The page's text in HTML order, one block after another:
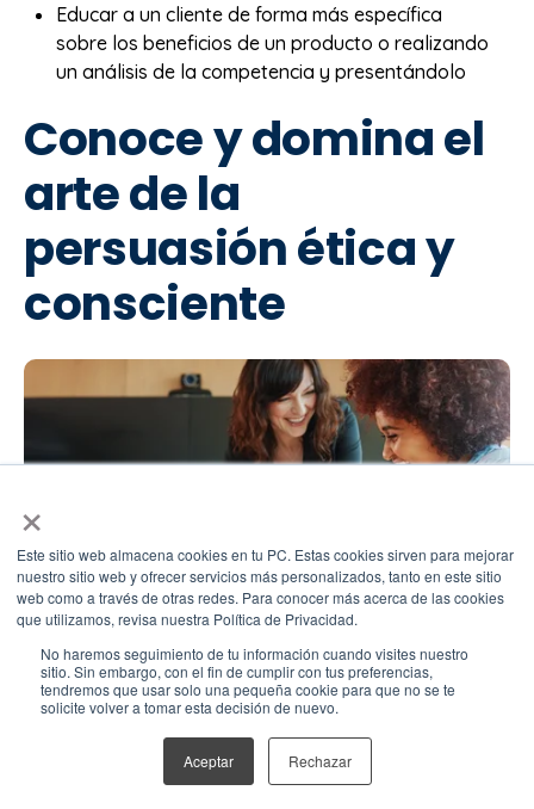
×
Este sitio web almacena cookies en tu PC. Estas cookies sirven para mejorar
nuestro sitio web y ofrecer servicios más personalizados, tanto en este sitio
web como a través de otras redes. Para conocer más acerca de las cookies
que utilizamos, revisa nuestra Política de Privacidad.
No haremos seguimiento de tu información cuando visites nuestro
sitio. Sin embargo, con el fin de cumplir con tus preferencias,
tendremos que usar solo una pequeña cookie para que no se te
solicite volver a tomar esta decisión de nuevo.
Aceptar Rechazar
Educar a un cliente de forma más específica
sobre los beneficios de un producto o realizando
un análisis de la competencia y presentándolo
Conoce y domina el
arte de la
persuasión ética y
consciente
Ahora que conoces cómo y en qué consiste la
persuasión ética y consciente, ¿estás preparado para
usar esta poderosa arma en tu empresa o negocio?
El arte de la persuasión puede traer muchos beneficios